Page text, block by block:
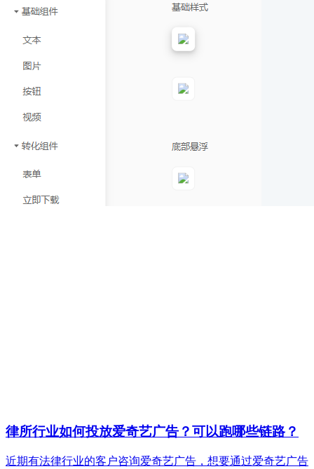
律所行业如何投放爱奇艺广告？可以跑哪些链路？
近期有法律行业的客户咨询爱奇艺广告，想要通过爱奇艺广告